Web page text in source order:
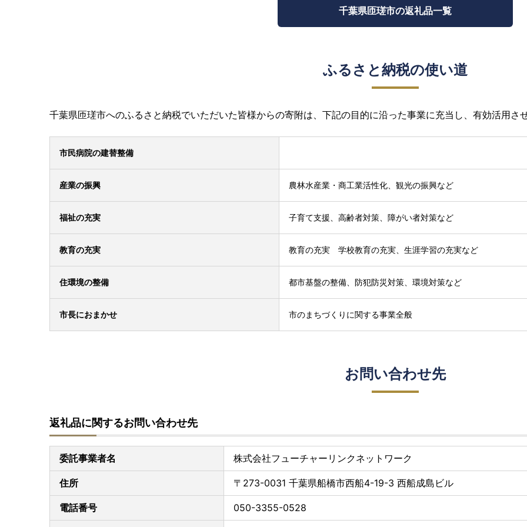
千葉県匝瑳市の返礼品一覧
ふるさと納税の使い道
千葉県匝瑳市へのふるさと納税でいただいた皆様からの寄附は、下記の目的に沿った事業に充当し、有効活用さ
市民病院の建替整備
産業の振興 農林水産業・商工業活性化、観光の振興など
福祉の充実 子育て支援、高齢者対策、障がい者対策など
教育の充実 教育の充実 学校教育の充実、生涯学習の充実など
住環境の整備 都市基盤の整備、防犯防災対策、環境対策など
市長におまかせ 市のまちづくりに関する事業全般
お問い合わせ先
返礼品に関するお問い合わせ先
委託事業者名 株式会社フューチャーリンクネットワーク
住所 〒273-0031 千葉県船橋市西船4-19-3 西船成島ビル
電話番号 050-3355-0528